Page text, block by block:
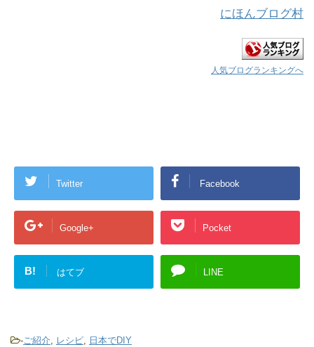
にほんブログ村
人気ブログランキングへ
Twitter Facebook
Google+ Pocket
B! はてブ LINE
-ご紹介, レシピ, 日本でDIY